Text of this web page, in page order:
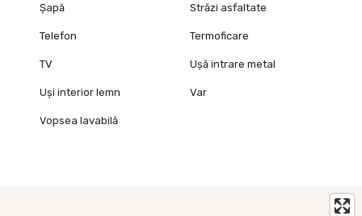
Șapă Străzi asfaltate
Telefon Termoficare
TV Ușă intrare metal
Uși interior lemn Var
Vopsea lavabilă